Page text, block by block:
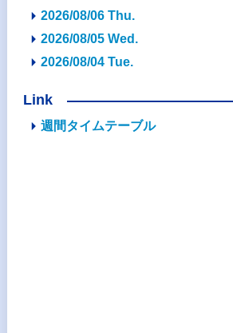
2026/08/06 Thu.
2026/08/05 Wed.
2026/08/04 Tue.
Link
週間タイムテーブル